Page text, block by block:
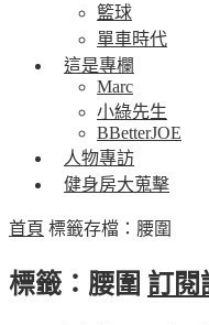
籃球
單車時代
這是專欄
Marc
小綠先生
BBetterJOE
人物專訪
健身房大蒐擊
首頁 標籤存檔：腰圍
標籤：腰圍 訂閱